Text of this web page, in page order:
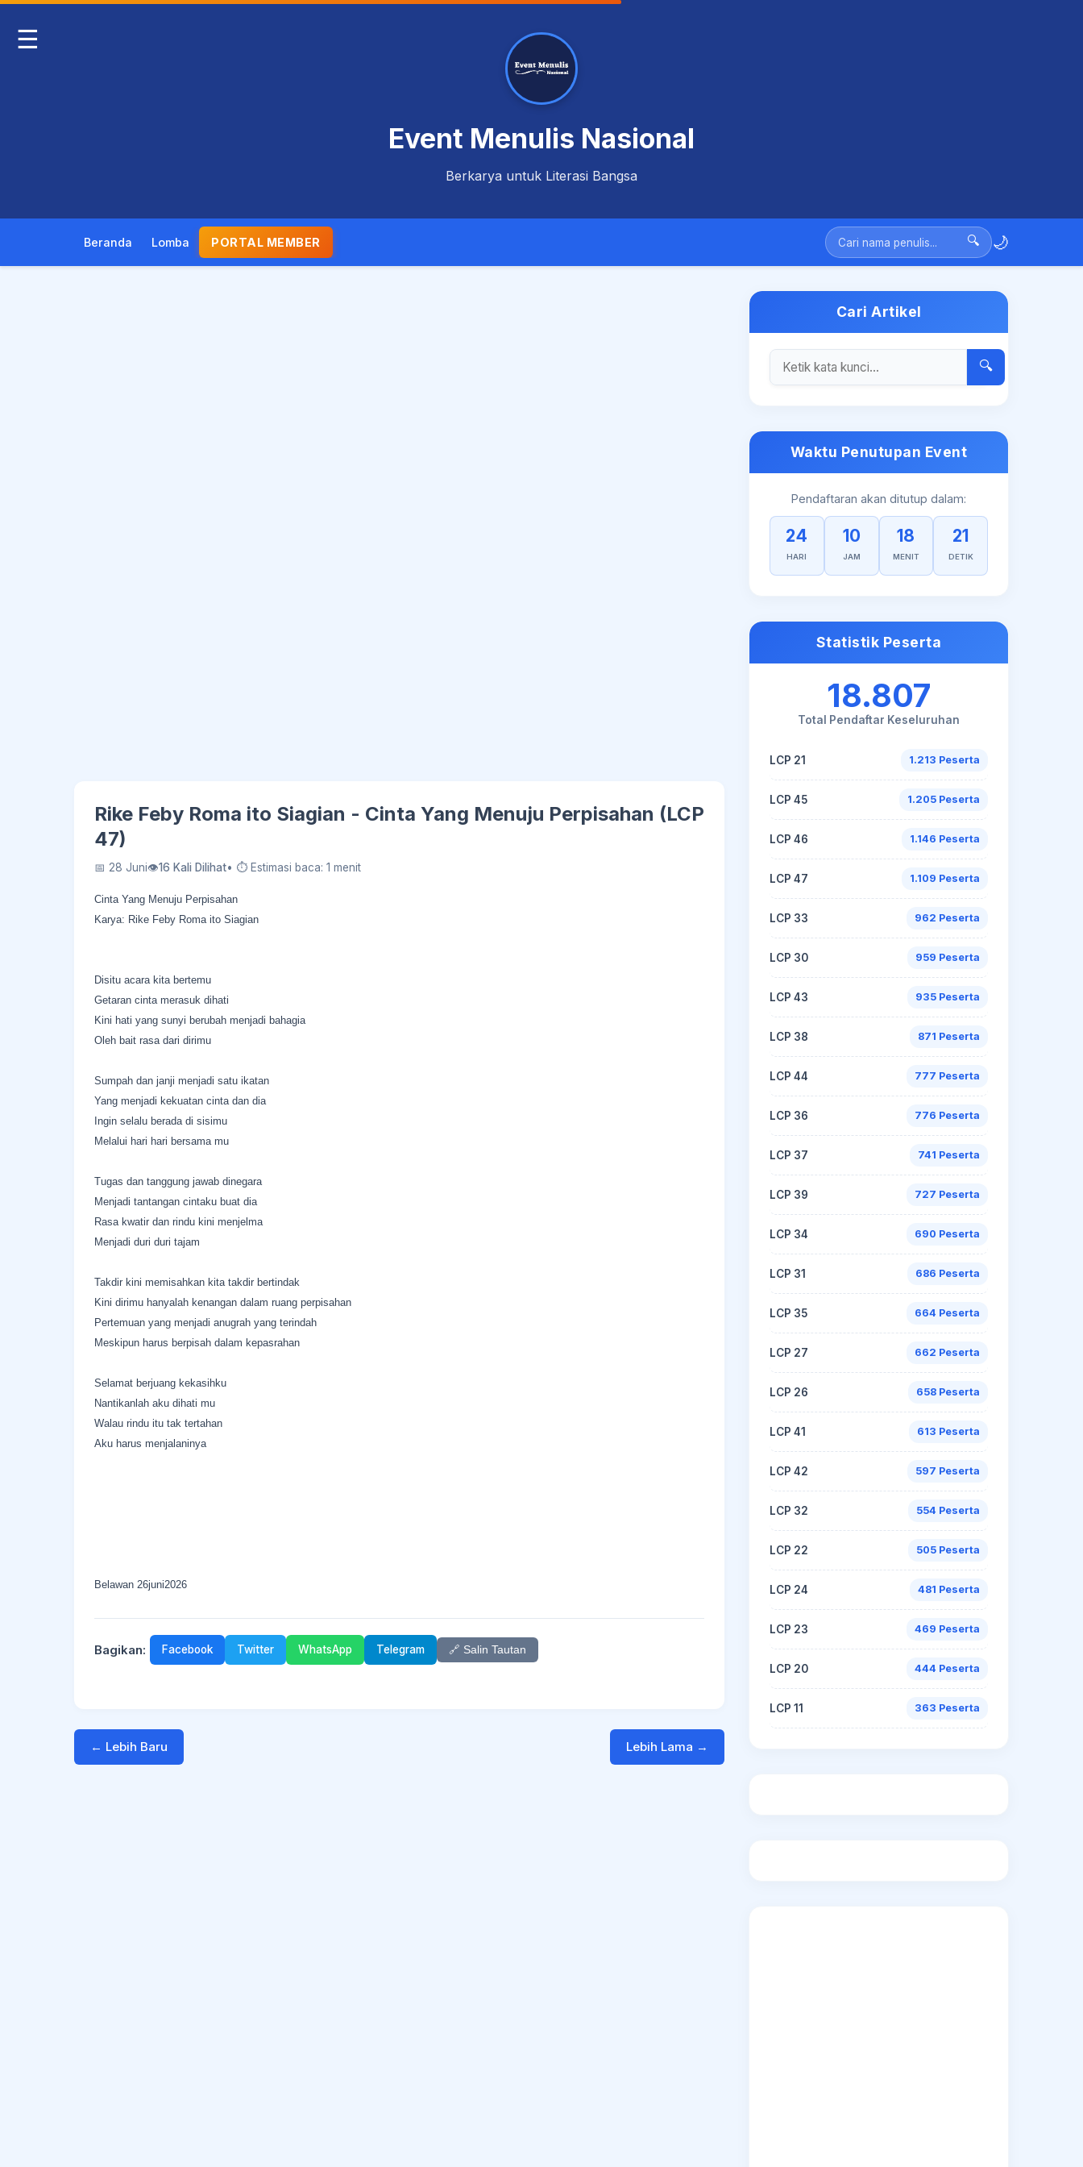
☰
Event Menulis Nasional
Berkarya untuk Literasi Bangsa
Beranda Lomba PORTAL MEMBER 🔍 🌙
Rike Feby Roma ito Siagian - Cinta Yang Menuju Perpisahan (LCP
47)
📅 28 Juni👁16 Kali Dilihat• ⏱ Estimasi baca: 1 menit
Cinta Yang Menuju Perpisahan
Karya: Rike Feby Roma ito Siagian
Disitu acara kita bertemu
Getaran cinta merasuk dihati
Kini hati yang sunyi berubah menjadi bahagia
Oleh bait rasa dari dirimu
Sumpah dan janji menjadi satu ikatan
Yang menjadi kekuatan cinta dan dia
Ingin selalu berada di sisimu
Melalui hari hari bersama mu
Tugas dan tanggung jawab dinegara
Menjadi tantangan cintaku buat dia
Rasa kwatir dan rindu kini menjelma
Menjadi duri duri tajam
Takdir kini memisahkan kita takdir bertindak
Kini dirimu hanyalah kenangan dalam ruang perpisahan
Pertemuan yang menjadi anugrah yang terindah
Meskipun harus berpisah dalam kepasrahan
Selamat berjuang kekasihku
Nantikanlah aku dihati mu
Walau rindu itu tak tertahan
Aku harus menjalaninya
Belawan 26juni2026
Bagikan: Facebook Twitter WhatsApp Telegram 🔗 Salin Tautan
← Lebih Baru Lebih Lama →
Cari Artikel
🔍
Waktu Penutupan Event
Pendaftaran akan ditutup dalam:
24
HARI
10
JAM
18
MENIT
20
DETIK
Statistik Peserta
18.807
Total Pendaftar Keseluruhan
LCP 21 1.213 Peserta
LCP 45 1.205 Peserta
LCP 46 1.146 Peserta
LCP 47 1.109 Peserta
LCP 33 962 Peserta
LCP 30 959 Peserta
LCP 43 935 Peserta
LCP 38 871 Peserta
LCP 44 777 Peserta
LCP 36 776 Peserta
LCP 37 741 Peserta
LCP 39 727 Peserta
LCP 34 690 Peserta
LCP 31 686 Peserta
LCP 35 664 Peserta
LCP 27 662 Peserta
LCP 26 658 Peserta
LCP 41 613 Peserta
LCP 42 597 Peserta
LCP 32 554 Peserta
LCP 22 505 Peserta
LCP 24 481 Peserta
LCP 23 469 Peserta
LCP 20 444 Peserta
LCP 11 363 Peserta